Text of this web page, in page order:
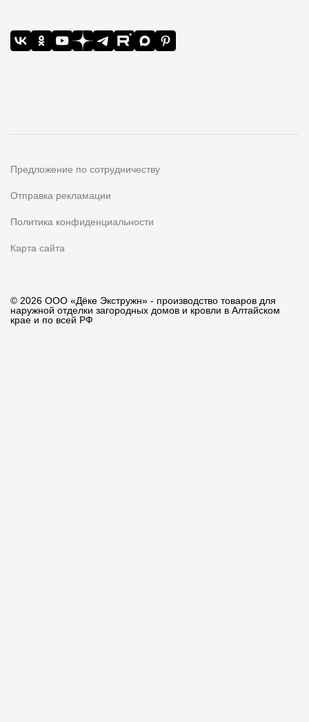
Предложение по сотрудничеству
Отправка рекламации
Политика конфиденциальности
Карта сайта
© 2026 ООО «Дёке Экстружн» - производство товаров для
наружной отделки загородных домов и кровли в Алтайском
крае и по всей РФ